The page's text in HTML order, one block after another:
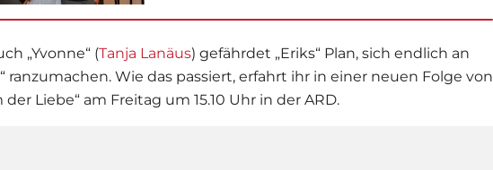
„Yvonne“ (Tanja Lanäus) gefährdet „Eriks“ Plan, sich endlich an
ranzumachen. Wie das passiert, erfahrt ihr in einer neuen Folge von
der Liebe“ am Freitag um 15.10 Uhr in der ARD.